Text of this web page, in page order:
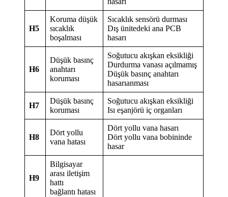
H5
Koruma düşük
sıcaklık
boşalması
Sıcaklık sensörü durması
Dış ünitedeki ana PCB
hasarı
H6
Düşük basınç
anahtarı
koruması
Soğutucu akışkan eksikliği
Durdurma vanası açılmamış
Düşük basınç anahtarı
hasarıanması
H7
Düşük basınç
koruması
Soğutucu akışkan eksikliği
Isı eşanjörü iç organları
H8
Dört yollu
vana hatası
Dört yollu vana hasarı
Dört yollu vana bobininde
hasar
H9
Bilgisayar
arası iletişim
hattı
bağlantı hatası